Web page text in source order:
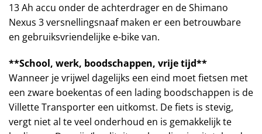
13 Ah accu onder de achterdrager en de Shimano
Nexus 3 versnellingsnaaf maken er een betrouwbare
en gebruiksvriendelijke e-bike van.
**School, werk, boodschappen, vrije tijd**
Wanneer je vrijwel dagelijks een eind moet fietsen met
een zware boekentas of een lading boodschappen is de
Villette Transporter een uitkomst. De fiets is stevig,
vergt niet al te veel onderhoud en is gemakkelijk te